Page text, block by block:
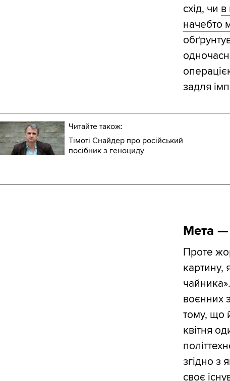
схід, чи в
начебто
задля
Читайте також:
Тімоті Снайдер про російський
посібник з геноциду
Мета —
Проте
картину,
воєнних
тому, що
квітня
згідно з
своє